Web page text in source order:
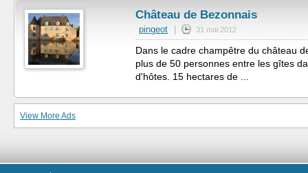
Château de Bezonnais
pingeot 31 mai 2012
Dans le cadre champêtre du château
plus de 50 personnes entre les gîtes
d'hôtes. 15 hectares de ...
View More Ads